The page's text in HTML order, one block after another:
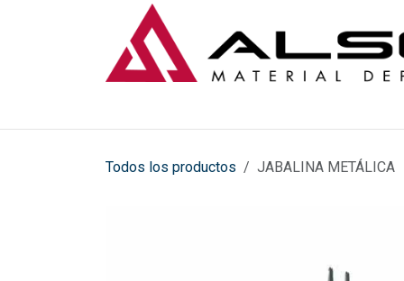
Todos los productos JABALINA METÁLICA